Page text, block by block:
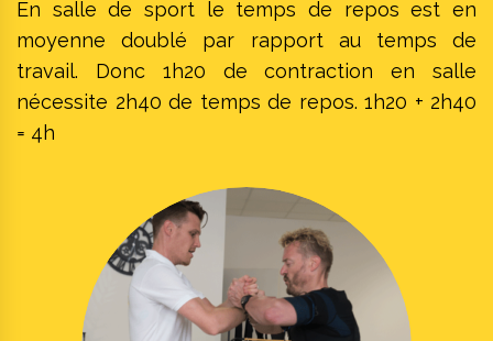
En salle de sport le temps de repos est en
moyenne doublé par rapport au temps de
travail. Donc 1h20 de contraction en salle
nécessite 2h40 de temps de repos. 1h20 + 2h40
= 4h